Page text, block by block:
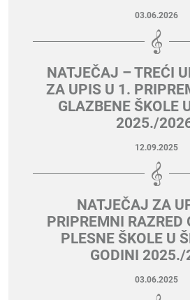
03.06.2026
NATJEČAJ – TREĆI
ZA UPIS U 1.
GLAZBENE ŠKOLE
2025./
12.09.2025
NATJEČAJ ZA
PRIPREMNI RAZRED
PLESNE ŠKOLE U
GODINI
03.06.2025